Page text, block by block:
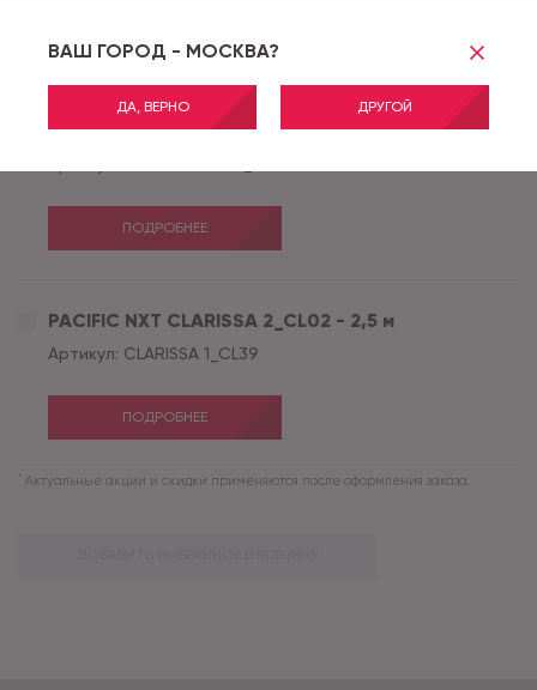
ВАШ ГОРОД - МОСКВА?
ДА, ВЕРНО ДРУГОЙ
PACIFIC NXT GOTICK OAK 4_GO43 - 2,5 м
ПОДРОБНЕЕ
PACIFIC NXT CLARISSA 2_CL02 - 2,5 м
Артикул: CLARISSA 1_CL39
ПОДРОБНЕЕ
* Актуальные акции и скидки применяются после оформления заказа.